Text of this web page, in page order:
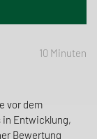
10 Minuten
vor dem
Entwicklung,
Bewertung